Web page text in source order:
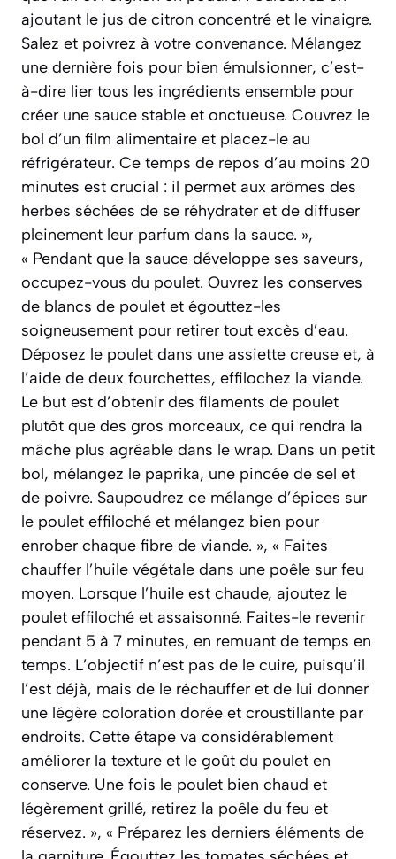
ajoutant le jus de citron concentré et le vinaigre.
Salez et poivrez à votre convenance. Mélangez
une dernière fois pour bien émulsionner, c’est-
à-dire lier tous les ingrédients ensemble pour
créer une sauce stable et onctueuse. Couvrez le
bol d’un film alimentaire et placez-le au
réfrigérateur. Ce temps de repos d’au moins 20
minutes est crucial : il permet aux arômes des
herbes séchées de se réhydrater et de diffuser
pleinement leur parfum dans la sauce. »,
« Pendant que la sauce développe ses saveurs,
occupez-vous du poulet. Ouvrez les conserves
de blancs de poulet et égouttez-les
soigneusement pour retirer tout excès d’eau.
Déposez le poulet dans une assiette creuse et, à
l’aide de deux fourchettes, effilochez la viande.
Le but est d’obtenir des filaments de poulet
plutôt que des gros morceaux, ce qui rendra la
mâche plus agréable dans le wrap. Dans un petit
bol, mélangez le paprika, une pincée de sel et
de poivre. Saupoudrez ce mélange d’épices sur
le poulet effiloché et mélangez bien pour
enrober chaque fibre de viande. », « Faites
chauffer l’huile végétale dans une poêle sur feu
moyen. Lorsque l’huile est chaude, ajoutez le
poulet effiloché et assaisonné. Faites-le revenir
pendant 5 à 7 minutes, en remuant de temps en
temps. L’objectif n’est pas de le cuire, puisqu’il
l’est déjà, mais de le réchauffer et de lui donner
une légère coloration dorée et croustillante par
endroits. Cette étape va considérablement
améliorer la texture et le goût du poulet en
conserve. Une fois le poulet bien chaud et
légèrement grillé, retirez la poêle du feu et
réservez. », « Préparez les derniers éléments de